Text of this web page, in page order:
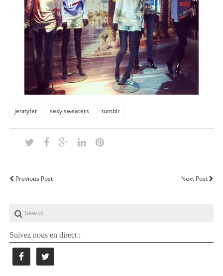
jennyfer sexy sweaters tumblr
Previous Post Next Post
Suivez nous en direct :